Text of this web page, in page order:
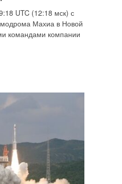
UTC (12:18 мск) с
Махиа в Новой
командами компании